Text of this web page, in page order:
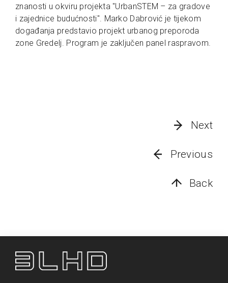
znanosti u okviru projekta "UrbanSTEM – za gradove
i zajednice budućnosti". Marko Dabrović je tijekom
događanja predstavio projekt urbanog preporoda
zone Gredelj. Program je zaključen panel raspravom.
Next
Previous
Back